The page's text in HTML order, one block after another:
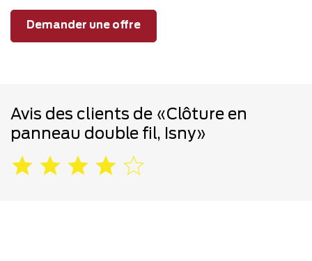
Demander une offre
Avis des clients de «Clôture en
panneau double fil, Isny»